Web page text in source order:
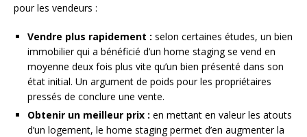
pour les vendeurs :
Vendre plus rapidement : selon certaines études, un bien
immobilier qui a bénéficié d’un home staging se vend en
moyenne deux fois plus vite qu’un bien présenté dans son
état initial. Un argument de poids pour les propriétaires
pressés de conclure une vente.
Obtenir un meilleur prix : en mettant en valeur les atouts
d’un logement, le home staging permet d’en augmenter la